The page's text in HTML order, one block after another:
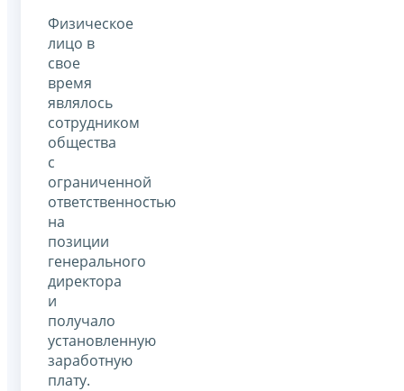
Физическое
лицо в
свое
время
являлось
сотрудником
общества
с
ограниченной
ответственностью
на
позиции
генерального
директора
и
получало
установленную
заработную
плату.